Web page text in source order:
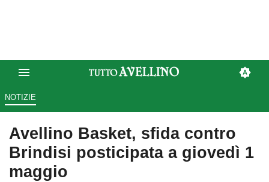
NOTIZIE
Avellino Basket, sfida contro
Brindisi posticipata a giovedì 1
maggio